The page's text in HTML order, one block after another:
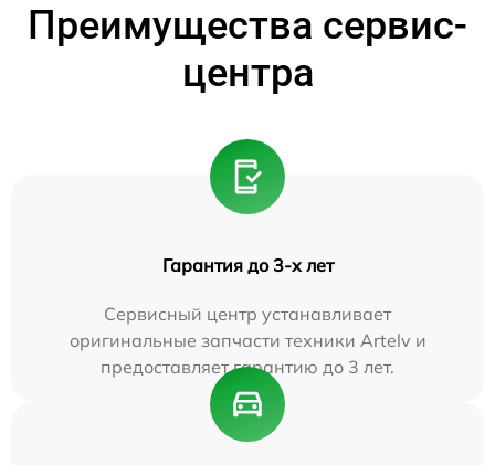
Преимущества сервис-
центра
Гарантия до 3-х лет
Сервисный центр устанавливает
оригинальные запчасти техники Artelv и
предоставляет гарантию до 3 лет.